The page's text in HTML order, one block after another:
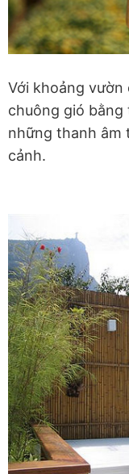
Với khoảng vườn
chuông gió
những thanh âm
cảnh.